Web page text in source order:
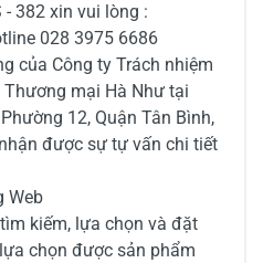
382 xin vui lòng :
028 3975 6686
của Công ty Trách nhiệm
mại Hà Như tại
12, Quận Tân Bình,
được sự tự vấn chi tiết
Web
kiếm, lựa chọn và đặt
chọn được sản phẩm